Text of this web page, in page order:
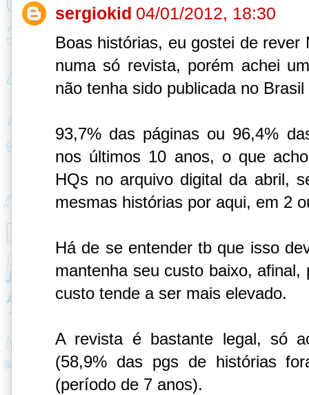
sergiokid 04/01/2012, 18:30
Boas histórias, eu gostei de rever
numa só revista, porém achei
não tenha sido publicada no
93,7% das páginas ou 96,4%
nos últimos 10 anos, o que
HQs no arquivo digital da abril,
mesmas histórias por aqui, em 2
Há de se entender tb que isso
mantenha seu custo baixo,
custo tende a ser mais elevado.
A revista é bastante legal, só
(58,9% das pgs de histórias
(período de 7 anos).